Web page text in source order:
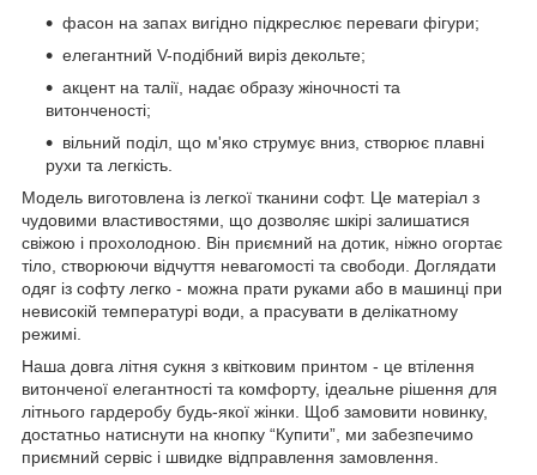
фасон на запах вигідно підкреслює переваги фігури;
елегантний V-подібний виріз декольте;
акцент на талії, надає образу жіночності та
витонченості;
вільний поділ, що м'яко струмує вниз, створює плавні
рухи та легкість.
Модель виготовлена ​​із легкої тканини софт. Це матеріал з
чудовими властивостями, що дозволяє шкірі залишатися
свіжою і прохолодною. Він приємний на дотик, ніжно огортає
тіло, створюючи відчуття невагомості та свободи. Доглядати
одяг із софту легко - можна прати руками або в машинці при
невисокій температурі води, а прасувати в делікатному
режимі.
Наша довга літня сукня з квітковим принтом - це втілення
витонченої елегантності та комфорту, ідеальне рішення для
літнього гардеробу будь-якої жінки. Щоб замовити новинку,
достатньо натиснути на кнопку “Купити”, ми забезпечимо
приємний сервіс і швидке відправлення замовлення.